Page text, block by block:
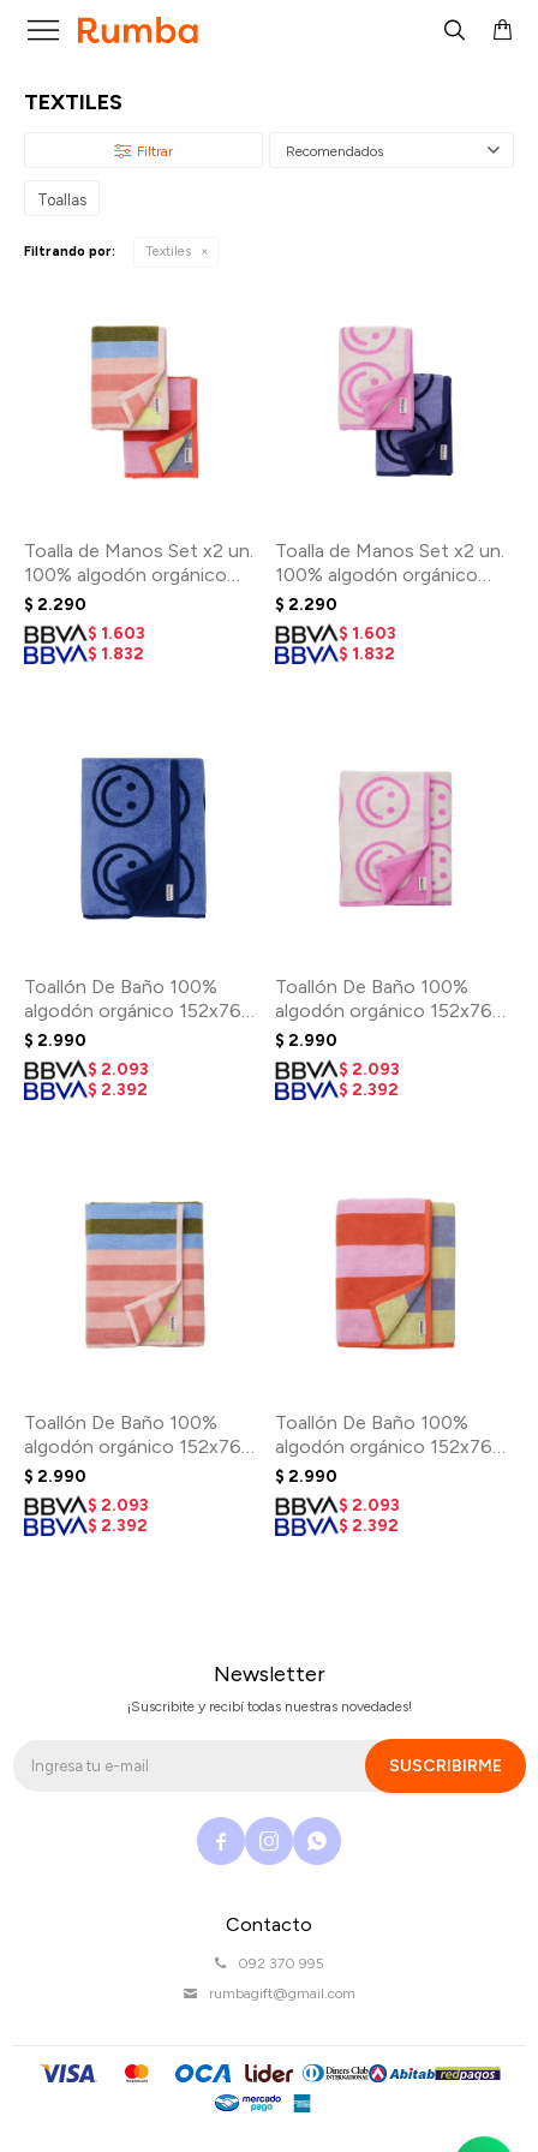

TEXTILES
Recomendados
Toallas
Filtrando por: Textiles
Toalla de Manos Set x2 un.
100% algodón orgánico
76x51cm - Pool Stripe Mix
$ 2.290
$ 1.603
$ 1.832
Toalla de Manos Set x2 un.
100% algodón orgánico
76x51cm - Happy Pink Blue
$ 2.290
$ 1.603
$ 1.832
Toallón De Baño 100%
algodón orgánico 152x76
Cm - Happy Blue
$ 2.990
$ 2.093
$ 2.392
Toallón De Baño 100%
algodón orgánico 152x76
Cm - Happy Pink
$ 2.990
$ 2.093
$ 2.392
Toallón De Baño 100%
algodón orgánico 152x76
Cm - Sherbet Stripe
$ 2.990
$ 2.093
$ 2.392
Toallón De Baño 100%
algodón orgánico 152x76
Cm - Pool Stripe
$ 2.990
$ 2.093
$ 2.392
Contacto
092 370 995
rumbagift@gmail.com
Newsletter
¡Suscribite y recibí todas nuestras novedades!
SUSCRIBIRME
  